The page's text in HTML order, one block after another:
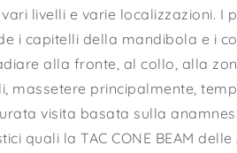
livelli e varie localizzazioni. I
i capitelli della mandibola e i
alla fronte, al collo, alla
massetere principalmente,
visita basata sulla
quali la TAC CONE BEAM delle